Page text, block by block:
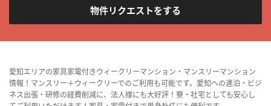
物件リクエストをする
愛知エリアの家具家電付きウィークリーマンション・マンスリーマンション
情報！マンスリー＋ウィークリーでのご利用も可能です。愛知への連泊・ビジ
ネス出張・研修の経費削減に、法人様にも大好評！寮・社宅としても安心し